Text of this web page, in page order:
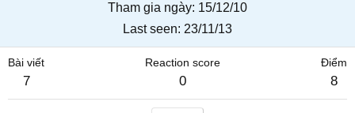
Tham gia ngày 15/12/10
Last seen 23/11/13
Bài viết
7
Reaction score
0
Điểm
8